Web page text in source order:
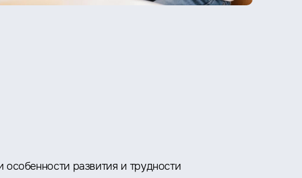
развития и трудности